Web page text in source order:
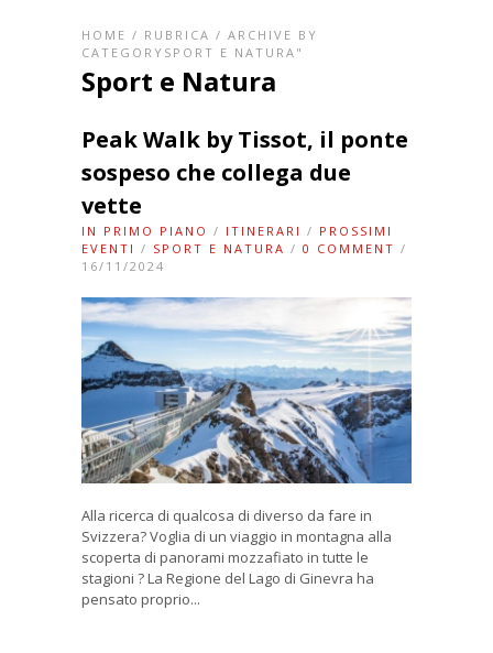
HOME / RUBRICA / ARCHIVE BY
CATEGORYSPORT E NATURA"
Sport e Natura
Peak Walk by Tissot, il ponte
sospeso che collega due
vette
IN PRIMO PIANO / ITINERARI / PROSSIMI
EVENTI / SPORT E NATURA / 0 COMMENT /
16/11/2024
Alla ricerca di qualcosa di diverso da fare in
Svizzera? Voglia di un viaggio in montagna alla
scoperta di panorami mozzafiato in tutte le
stagioni ? La Regione del Lago di Ginevra ha
pensato proprio...